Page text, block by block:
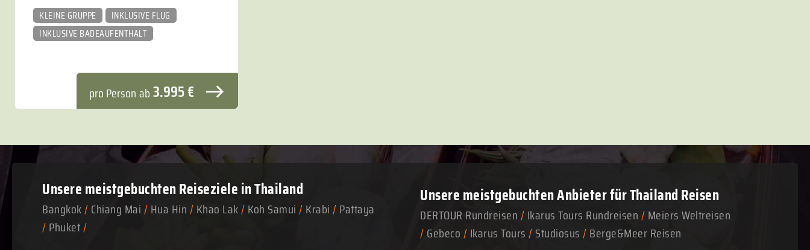
KLEINE GRUPPE
INKLUSIVE FLUG
INKLUSIVE BADEAUFENTHALT
pro Personab3.995 €
Unsere meistgebuchtenReiseziele in Thailand
Bangkok/Chiang Mai/Hua Hin/Khao Lak/Koh Samui/Krabi/Pattaya
/Phuket/
Unsere meistgebuchten Anbieter für Thailand Reisen
DERTOUR Rundreisen/Ikarus Tours Rundreisen/Meiers Weltreisen
/Gebeco/Ikarus Tours/Studiosus/Berge&Meer Reisen